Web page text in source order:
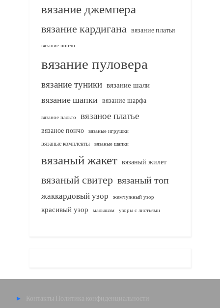
вязание джемпера
вязание кардигана вязание платья
вязание пончо
вязание пуловера
вязание туники вязание шали
вязание шапки вязание шарфа
вязаное пальто вязаное платье
вязаное пончо вязаные игрушки
вязаные комплекты
вязаные шапки
вязаный жакет вязаный жилет
вязаный свитер вязаный топ
жаккардовый узор жемчужный узор
красивый узор малышам узоры с листьями
Контакты Политика конфиденциальности